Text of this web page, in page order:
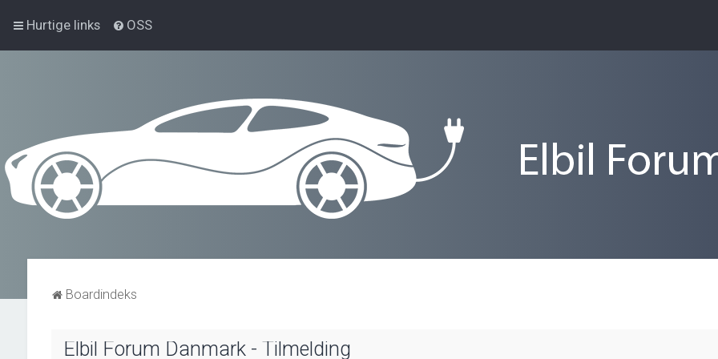
Hurtige links OSS
Boardindeks
Elbil Forum Danmark - Tilmelding